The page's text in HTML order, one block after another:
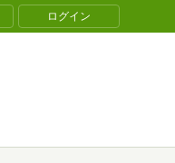
ログイン